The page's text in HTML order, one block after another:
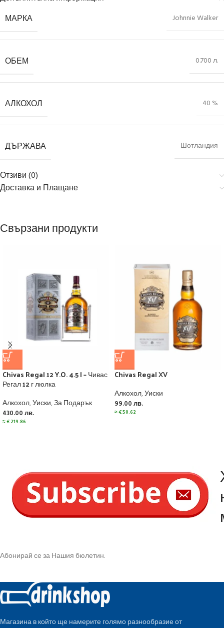
МАРКА Johnnie Walker
ОБЕМ 0.700 л.
АЛКОХОЛ 40 %
ДЪРЖАВА Шотландия
Отзиви (0)
Доставка и Плащане
Свързани продукти
Chivas Regal 12 Y.O. 4.5 l – Чивас
Регал 12 г люлка
Алкохол,Уиски,За Подарък
430.00 лв.
≈€219.86
Chivas Regal XV
Алкохол,Уиски
99.00 лв.
≈€50.62
Абонирай се за Нашия бюлетин.
Магазина в който ще намерите голямо разнообразие от